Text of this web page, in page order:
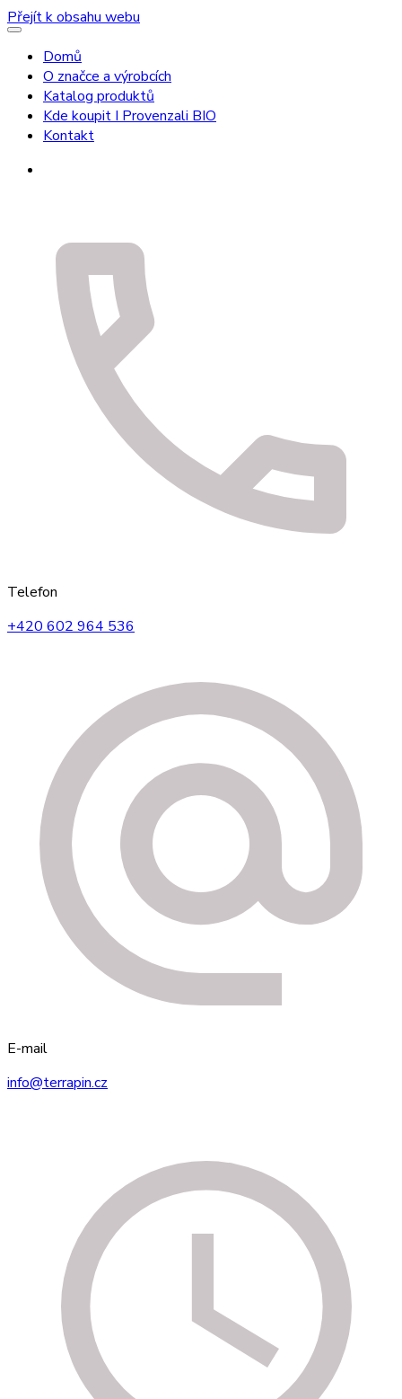
Přejít k obsahu webu
Domů
O značce a výrobcích
Katalog produktů
Kde koupit I Provenzali BIO
Kontakt
Telefon
+420 602 964 536
E-mail
info@terrapin.cz